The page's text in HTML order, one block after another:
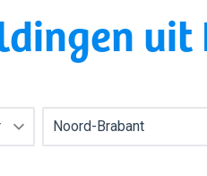
uit
Noord-Brabant